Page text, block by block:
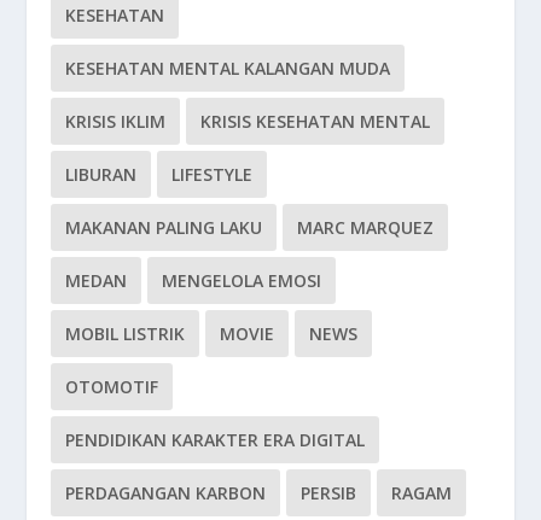
KESEHATAN
KESEHATAN MENTAL KALANGAN MUDA
KRISIS IKLIM KRISIS KESEHATAN MENTAL
LIBURAN LIFESTYLE
MAKANAN PALING LAKU MARC MARQUEZ
MEDAN MENGELOLA EMOSI
MOBIL LISTRIK MOVIE NEWS
OTOMOTIF
PENDIDIKAN KARAKTER ERA DIGITAL
PERDAGANGAN KARBON PERSIB RAGAM